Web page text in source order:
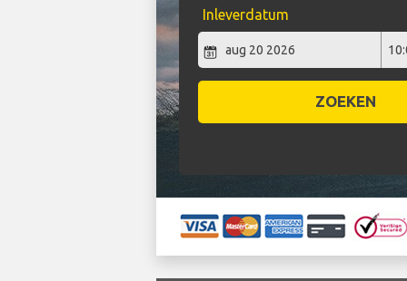
Inleverdatum
ZOEKEN